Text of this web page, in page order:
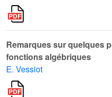
Remarques sur quelques
fonctions algébriques
E. Vessiot